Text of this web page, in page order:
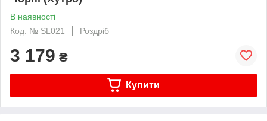
В наявності
Код: № SL021
Роздріб
3 179 ₴
Купити